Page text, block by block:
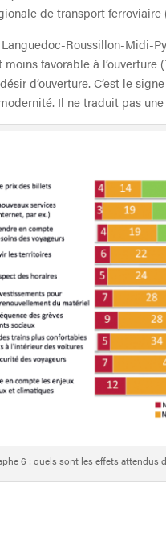
de transport
Languedoc-Roussillon-Midi-
moins favorable à
d’ouverture. C’est le
Il ne traduit pas
6 : quels sont les effets attendus